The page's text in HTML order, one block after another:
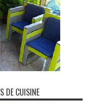
DE CUISINE